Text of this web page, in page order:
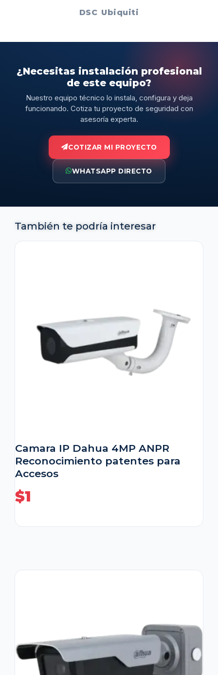
DSC Ubiquiti
¿Necesitas instalación profesional
de este equipo?
Nuestro equipo técnico lo instala, configura y deja
funcionando. Cotiza tu proyecto de seguridad con
asesoría experta.
COTIZAR MI PROYECTO
WHATSAPP DIRECTO
También te podría interesar
Camara IP Dahua 4MP ANPR
Reconocimiento patentes para
Accesos
$1